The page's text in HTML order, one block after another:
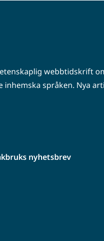
webbtidskrift
språken. Nya
nyhetsbrev